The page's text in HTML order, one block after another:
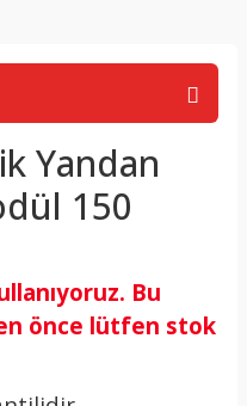
Yandan
150
Bu
önce lütfen stok